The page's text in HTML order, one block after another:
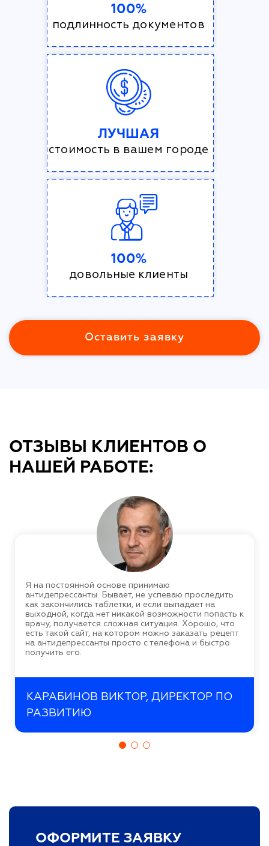
100%
подлинность документов
ЛУЧШАЯ
стоимость в вашем городе
100%
довольные клиенты
Оставить заявку
ОТЗЫВЫ КЛИЕНТОВ О
НАШЕЙ РАБОТЕ:
Я на постоянной основе принимаю
антидепрессанты. Бывает, не успеваю проследить
как закончились таблетки, и если выпадает на
выходной, когда нет никакой возможности попасть к
врачу, получается сложная ситуация. Хорошо, что
есть такой сайт, на котором можно заказать рецепт
на антидепрессанты просто с телефона и быстро
получить его.
КАРАБИНОВ ВИКТОР, ДИРЕКТОР ПО
РАЗВИТИЮ
ОФОРМИТЕ ЗАЯВКУ